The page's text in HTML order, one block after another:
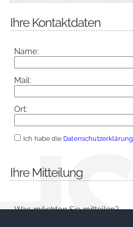
Ihre Kontaktdaten
Name:
Mail:
Ort:
Ich habe die Datenschutzerklärung
Ihre Mitteilung
Was möchten Sie mitteilen?